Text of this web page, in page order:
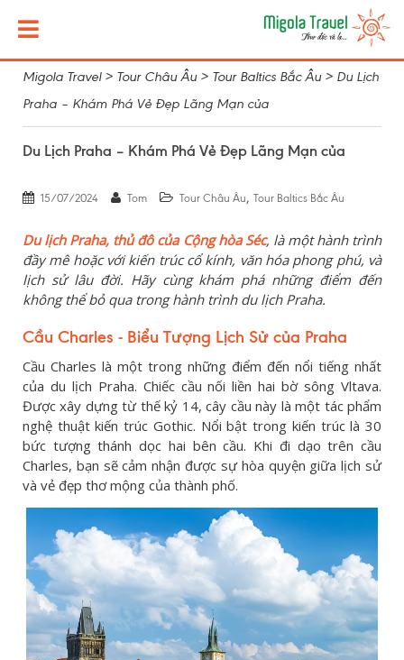
Migola Travel> Tour Châu Âu> Tour Baltics Bắc Âu> Du Lịch
Praha – Khám Phá Vẻ Đẹp Lãng Mạn của
Du Lịch Praha – Khám Phá Vẻ Đẹp Lãng Mạn của
15/07/2024 Tom Tour Châu Âu, Tour Baltics Bắc Âu
Du lịch Praha, thủ đô của Cộng hòa Séc, là một hành trình
đầy mê hoặc với kiến trúc cổ kính, văn hóa phong phú, và
lịch sử lâu đời. Hãy cùng khám phá những điểm đến
không thể bỏ qua trong hành trình du lịch Praha.
Cầu Charles - Biểu Tượng Lịch Sử của Praha
Cầu Charles là một trong những điểm đến nổi tiếng nhất
của du lịch Praha. Chiếc cầu nối liền hai bờ sông Vltava.
Được xây dựng từ thế kỷ 14, cây cầu này là một tác phẩm
nghệ thuật kiến trúc Gothic. Nổi bật trong kiến trúc là 30
bức tượng thánh dọc hai bên cầu. Khi đi dạo trên cầu
Charles, bạn sẽ cảm nhận được sự hòa quyện giữa lịch sử
và vẻ đẹp thơ mộng của thành phố.